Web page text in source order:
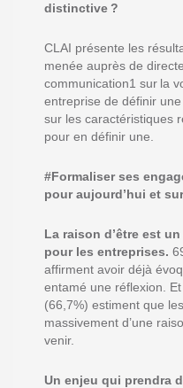
distinctive ?
CLAI présente les
menée auprès de
communication1 sur la
entreprise de définir
sur les caractéristiques
pour en définir une
#Formaliser ses
pour aujourd’hui et
La raison d’être est
pour les entreprises.
affirment avoir déjà
entamé une réflexion.
(66,7%) estiment que
massivement d’une
venir.
Un enjeu qui prendra